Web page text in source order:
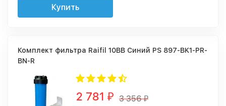
Купить
Комплект фильтра Raifil 10BB Синий PS 897-BK1-PR-
BN-R
2 781 ₽ 3 356₽